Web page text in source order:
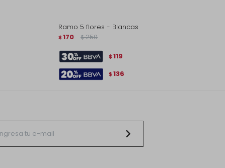
Ramo 5 flores - Blancas
$ 170 $ 250
$ 119
$ 136